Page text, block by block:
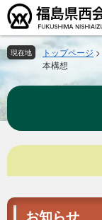
ペ
ー
ジ
の
先
で
す。
メ
ニ
ュ
ー
を
ば
し
て
文
現在地 トップページ >
本構想
本
お知らせ